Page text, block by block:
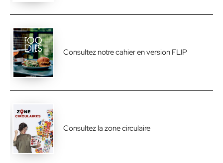
Consultez notre cahier en version FLIP
Consultez la zone circulaire